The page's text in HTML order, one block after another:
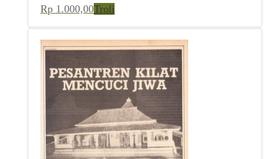
Rp 1.000,00Troli